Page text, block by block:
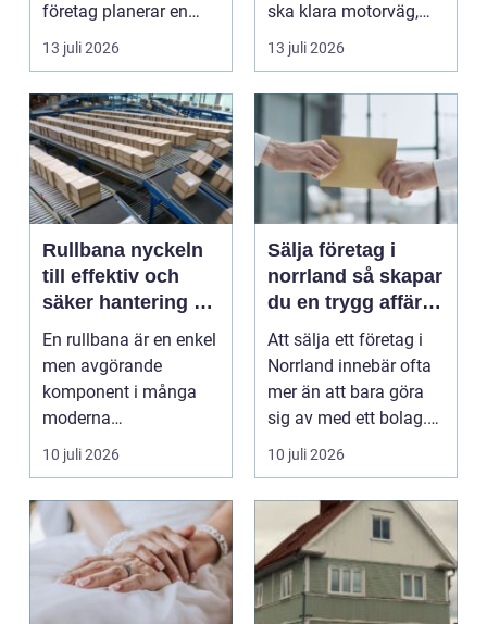
företag planerar en
resa för m...
13 juli 2026
ska klara motorväg,
stadstrafik, gru...
13 juli 2026
Rullbana nyckeln
till effektiv och
säker hantering av
gods
En rullbana är en enkel
men avgörande
komponent i många
moderna
verksamheter. Den
används för att fl...
10 juli 2026
Sälja företag i
norrland så skapar
du en trygg affär
från start till mål
Att sälja ett företag i
Norrland innebär ofta
mer än att bara göra
sig av med ett bolag.
För många ä...
10 juli 2026